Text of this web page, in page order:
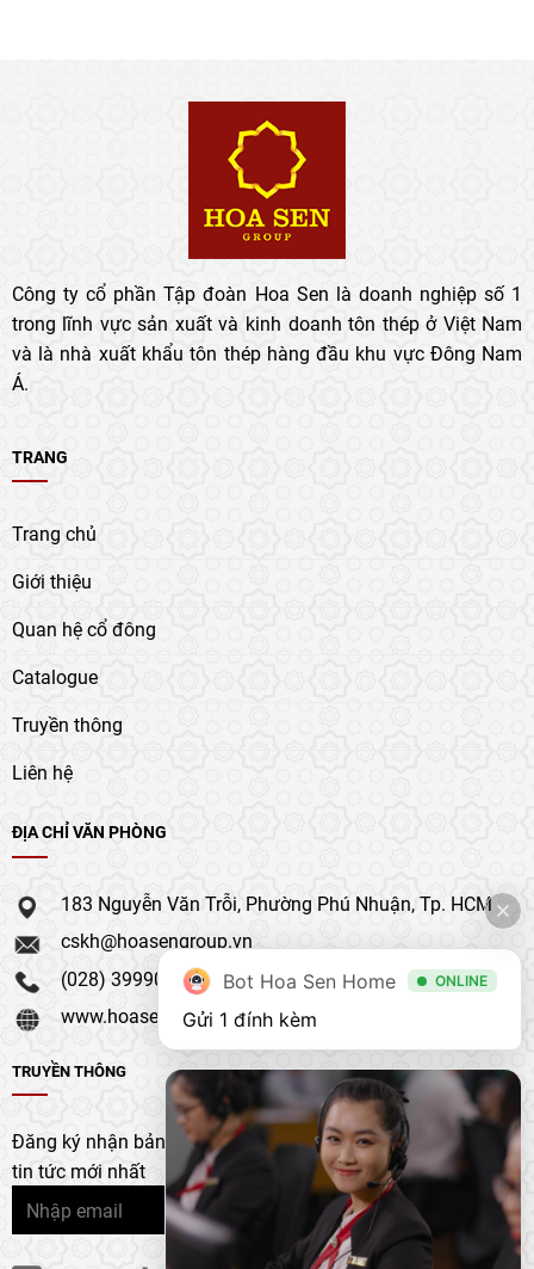
Công ty cổ phần Tập đoàn Hoa Sen là doanh nghiệp số 1
trong lĩnh vực sản xuất và kinh doanh tôn thép ở Việt Nam
và là nhà xuất khẩu tôn thép hàng đầu khu vực Đông Nam
Á.
TRANG
Trang chủ
Giới thiệu
Quan hệ cổ đông
Catalogue
Truyền thông
Liên hệ
ĐỊA CHỈ VĂN PHÒNG
183 Nguyễn Văn Trỗi, Phường Phú Nhuận, Tp. HCM
cskh@hoasengroup.vn
(028) 39990 111
www.hoasengroup.vn
TRUYỀN THÔNG
Đăng ký nhận bản tin của chúng tôi để nhận bản cập nhật &
tin tức mới nhất
Bot Hoa Sen Home ONLINE
Gửi 1 đính kèm